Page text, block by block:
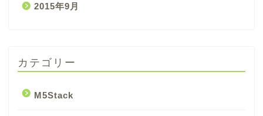
2015年9月
カテゴリー
M5Stack